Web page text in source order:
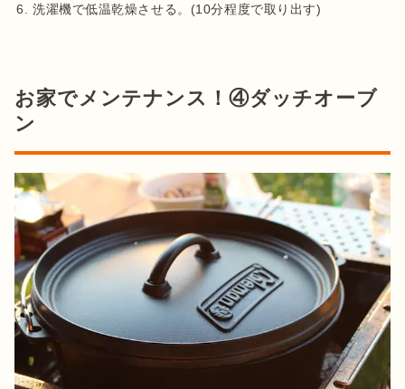
洗濯機で低温乾燥させる。(10分程度で取り出す)
お家でメンテナンス！④ダッチオーブ
ン